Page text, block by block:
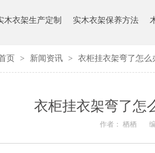
木衣架生产定制 实木衣架保养方法
页 > 新闻资讯 > 衣柜挂衣架弯了怎么
衣柜挂衣架弯了怎
作者： 栖栖